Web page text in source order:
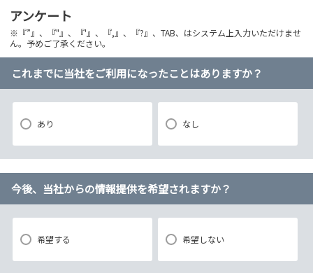
アンケート
※『”』、『"』、『'』、『,』、『?』、TAB、はシステム上入力いただけませ
ん。予めご了承ください。
これまでに当社をご利用になったことはありますか？
あり なし
今後、当社からの情報提供を希望されますか？
希望する 希望しない